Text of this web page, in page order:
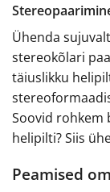
Ühenda
stereokõlari
täiuslikku
Soovid rohkem
helipilti? Siis
Peamised